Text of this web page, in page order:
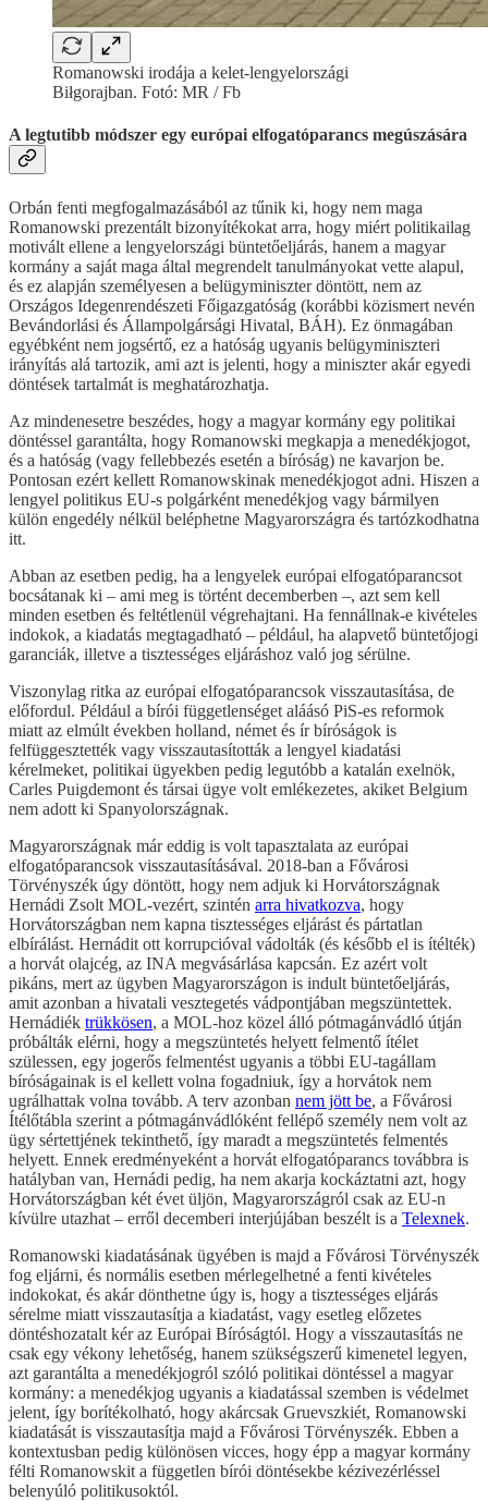
Romanowski irodája a kelet-lengyelországi
Biłgorajban. Fotó: MR / Fb
A legtutibb módszer egy európai elfogatóparancs megúszására
Orbán fenti megfogalmazásából az tűnik ki, hogy nem maga
Romanowski prezentált bizonyítékokat arra, hogy miért politikailag
motivált ellene a lengyelországi büntetőeljárás, hanem a magyar
kormány a saját maga által megrendelt tanulmányokat vette alapul,
és ez alapján személyesen a belügyminiszter döntött, nem az
Országos Idegenrendészeti Főigazgatóság (korábbi közismert nevén
Bevándorlási és Állampolgársági Hivatal, BÁH). Ez önmagában
egyébként nem jogsértő, ez a hatóság ugyanis belügyminiszteri
irányítás alá tartozik, ami azt is jelenti, hogy a miniszter akár egyedi
döntések tartalmát is meghatározhatja.
Az mindenesetre beszédes, hogy a magyar kormány egy politikai
döntéssel garantálta, hogy Romanowski megkapja a menedékjogot,
és a hatóság (vagy fellebbezés esetén a bíróság) ne kavarjon be.
Pontosan ezért kellett Romanowskinak menedékjogot adni. Hiszen a
lengyel politikus EU-s polgárként menedékjog vagy bármilyen
külön engedély nélkül beléphetne Magyarországra és tartózkodhatna
itt.
Abban az esetben pedig, ha a lengyelek európai elfogatóparancsot
bocsátanak ki – ami meg is történt decemberben –, azt sem kell
minden esetben és feltétlenül végrehajtani. Ha fennállnak-e kivételes
indokok, a kiadatás megtagadható – például, ha alapvető büntetőjogi
garanciák, illetve a tisztességes eljáráshoz való jog sérülne.
Viszonylag ritka az európai elfogatóparancsok visszautasítása, de
előfordul. Például a bírói függetlenséget aláásó PiS-es reformok
miatt az elmúlt években holland, német és ír bíróságok is
felfüggesztették vagy visszautasították a lengyel kiadatási
kérelmeket, politikai ügyekben pedig legutóbb a katalán exelnök,
Carles Puigdemont és társai ügye volt emlékezetes, akiket Belgium
nem adott ki Spanyolországnak.
Magyarországnak már eddig is volt tapasztalata az európai
elfogatóparancsok visszautasításával. 2018-ban a Fővárosi
Törvényszék úgy döntött, hogy nem adjuk ki Horvátországnak
Hernádi Zsolt MOL-vezért, szintén arra hivatkozva, hogy
Horvátországban nem kapna tisztességes eljárást és pártatlan
elbírálást. Hernádit ott korrupcióval vádolták (és később el is ítélték)
a horvát olajcég, az INA megvásárlása kapcsán. Ez azért volt
pikáns, mert az ügyben Magyarországon is indult büntetőeljárás,
amit azonban a hivatali vesztegetés vádpontjában megszüntettek.
Hernádiék trükkösen, a MOL-hoz közel álló pótmagánvádló útján
próbálták elérni, hogy a megszüntetés helyett felmentő ítélet
szülessen, egy jogerős felmentést ugyanis a többi EU-tagállam
bíróságainak is el kellett volna fogadniuk, így a horvátok nem
ugrálhattak volna tovább. A terv azonban nem jött be, a Fővárosi
Ítélőtábla szerint a pótmagánvádlóként fellépő személy nem volt az
ügy sértettjének tekinthető, így maradt a megszüntetés felmentés
helyett. Ennek eredményeként a horvát elfogatóparancs továbbra is
hatályban van, Hernádi pedig, ha nem akarja kockáztatni azt, hogy
Horvátországban két évet üljön, Magyarországról csak az EU-n
kívülre utazhat – erről decemberi interjújában beszélt is a Telexnek.
Romanowski kiadatásának ügyében is majd a Fővárosi Törvényszék
fog eljárni, és normális esetben mérlegelhetné a fenti kivételes
indokokat, és akár dönthetne úgy is, hogy a tisztességes eljárás
sérelme miatt visszautasítja a kiadatást, vagy esetleg előzetes
döntéshozatalt kér az Európai Bíróságtól. Hogy a visszautasítás ne
csak egy vékony lehetőség, hanem szükségszerű kimenetel legyen,
azt garantálta a menedékjogról szóló politikai döntéssel a magyar
kormány: a menedékjog ugyanis a kiadatással szemben is védelmet
jelent, így borítékolható, hogy akárcsak Gruevszkiét, Romanowski
kiadatását is visszautasítja majd a Fővárosi Törvényszék. Ebben a
kontextusban pedig különösen vicces, hogy épp a magyar kormány
félti Romanowskit a független bírói döntésekbe kézivezérléssel
belenyúló politikusoktól.